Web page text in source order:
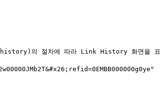
의 절차에 따라 Link History 화면을 표